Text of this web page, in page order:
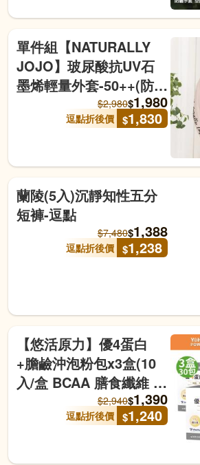
單件組【NATURALLY
JOJO】玻尿酸抗UV石
墨烯輕量外套-50++(防
曬/玻尿酸/抗UV/透氣排
汗/不挑身形)-逗點
$2,980$1,980
逗點折後價 $1,830
蘭陵(5入)沉靜知性五分
短褲-逗點
$7,480$1,388
逗點折後價 $1,238
【悠活原力】優4蛋白
+膽鹼沖泡粉包x3盒(10
入/盒 BCAA 膳食纖維 微
膠囊化鎂 醇黑芝麻)贈 品
牌搖搖杯-逗點 效期至
$2,940$1,390
逗點折後價 $1,240